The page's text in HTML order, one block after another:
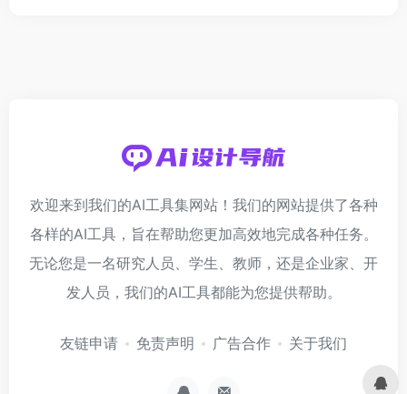
欢迎来到我们的AI工具集网站！我们的网站提供了各种
各样的AI工具，旨在帮助您更加高效地完成各种任务。
无论您是一名研究人员、学生、教师，还是企业家、开
发人员，我们的AI工具都能为您提供帮助。
友链申请 免责声明 广告合作 关于我们